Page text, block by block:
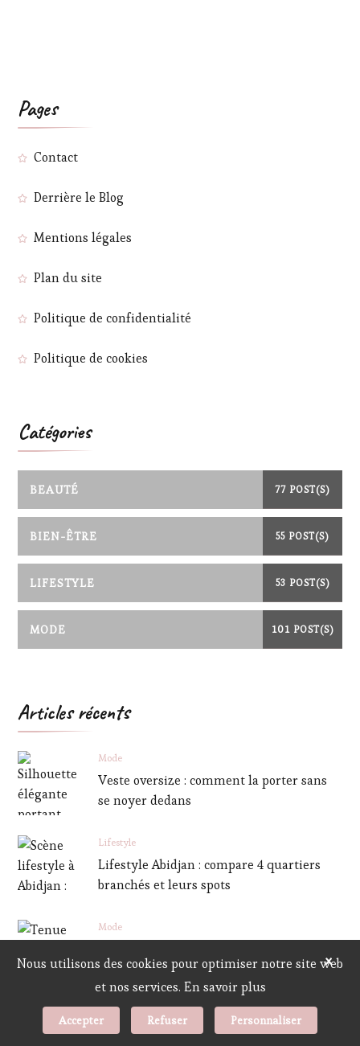
Pages
Contact
Derrière le Blog
Mentions légales
Plan du site
Politique de confidentialité
Politique de cookies
Catégories
BEAUTÉ 77 POST(S)
BIEN-ÊTRE 55 POST(S)
LIFESTYLE 53 POST(S)
MODE 101 POST(S)
Articles récents
Mode
Veste oversize : comment la porter sans
se noyer dedans
Lifestyle
Lifestyle Abidjan : compare 4 quartiers
branchés et leurs spots
Mode
4 styles
×
Nous utilisons des cookies pour optimiser notre site web
et nos services. En savoir plus
Accepter Refuser Personnaliser